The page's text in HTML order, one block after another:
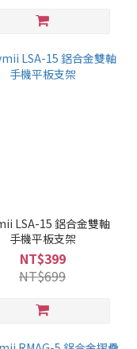
LSA-15 鋁合金雙軸
手機平板支架
NT$399
NT$699